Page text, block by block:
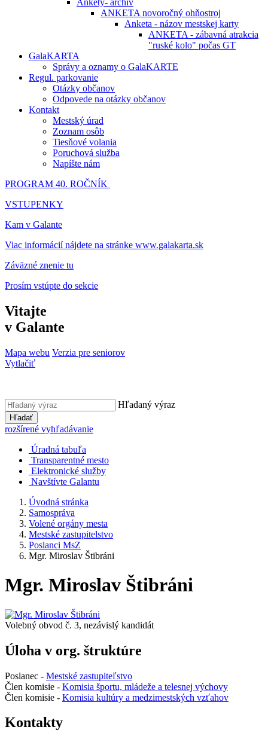
Ankety- archív
ANKETA novoročný ohňostroj
Anketa - názov mestskej karty
ANKETA - zábavná atrakcia
"ruské kolo" počas GT
GalaKARTA
Správy a oznamy o GalaKARTE
Regul. parkovanie
Otázky občanov
Odpovede na otázky občanov
Kontakt
Mestský úrad
Zoznam osôb
Tiesňové volania
Poruchová služba
Napíšte nám
PROGRAM 40. ROČNÍK
VSTUPENKY
Kam v Galante
Viac informácií nájdete na stránke www.galakarta.sk
Záväzné znenie tu
Prosím vstúpte do sekcie
Vitajte
v Galante
Mapa webu Verzia pre seniorov
Vytlačiť
Hľadaný výraz
Hľadať
rozšírené vyhľadávanie
Úradná tabuľa
Transparentné mesto
Elektronické služby
Navštívte Galantu
Úvodná stránka
Samospráva
Volené orgány mesta
Mestské zastupitelstvo
Poslanci MsZ
Mgr. Miroslav Štibráni
Mgr. Miroslav Štibráni
Volebný obvod č. 3, nezávislý kandidát
Úloha v org. štruktúre
Poslanec - Mestské zastupiteľstvo
Člen komisie - Komisia športu, mládeže a telesnej výchovy
Člen komisie - Komisia kultúry a medzimestských vzťahov
Kontakty